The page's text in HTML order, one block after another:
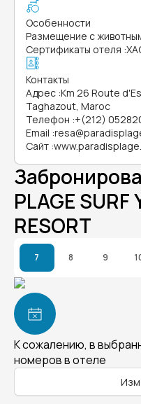
Особенности
Размещение с
Сертификаты отеля :
Контакты
Адрес :Km 26 Route
Taghazout, Maroc
Телефон :+(212)
Email :
Сайт :
PLAGE SURF
RESORT
7 8 9
К сожалению, в
номеров в отеле